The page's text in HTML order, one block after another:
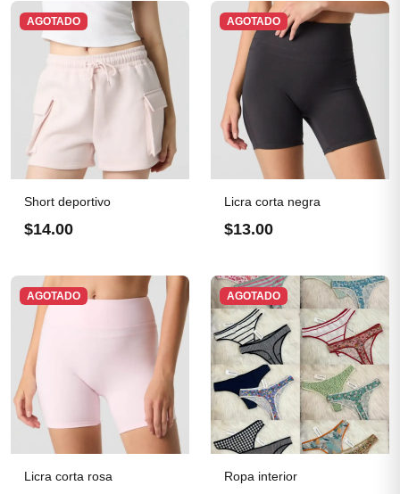
AGOTADO
Short deportivo
$14.00
AGOTADO
Licra corta negra
$13.00
AGOTADO
Licra corta rosa
AGOTADO
Ropa interior